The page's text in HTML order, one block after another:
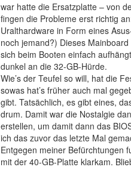
war hatte die Ersatzplatte – von
fingen die Probleme erst richtig
Uralthardware in Form eines
noch jemand?) Dieses
sich beim Booten einfach
dunkel an die 32-GB-Hürde.
Wie’s der Teufel so will, hat die
sowas hat’s früher auch mal
gibt. Tatsächlich, es gibt eines,
drum. Damit war die Nostalgie
erstellen, um damit dann das
ich das zuvor das letzte Mal
Entgegen meiner Befürchtungen
mit der 40-GB-Platte klarkam.